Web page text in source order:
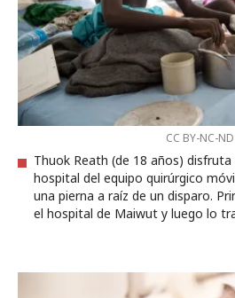
CC BY-NC-
Thuok Reath (de 18 años)
hospital del equipo quirúrgico
una pierna a raíz de un disparo.
el hospital de Maiwut y luego lo